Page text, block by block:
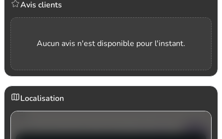
Avis clients
Aucun avis n'est disponible pour l'instant.
Localisation